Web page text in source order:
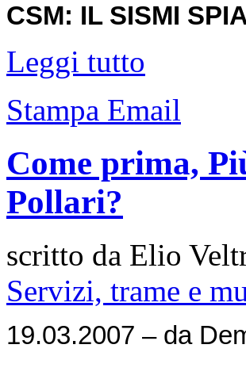
CSM: IL SISMI
Leggi tutto
Stampa Email
Come prima,
Pollari?
scritto da Elio
Servizi, trame e
19.03.2007 – da